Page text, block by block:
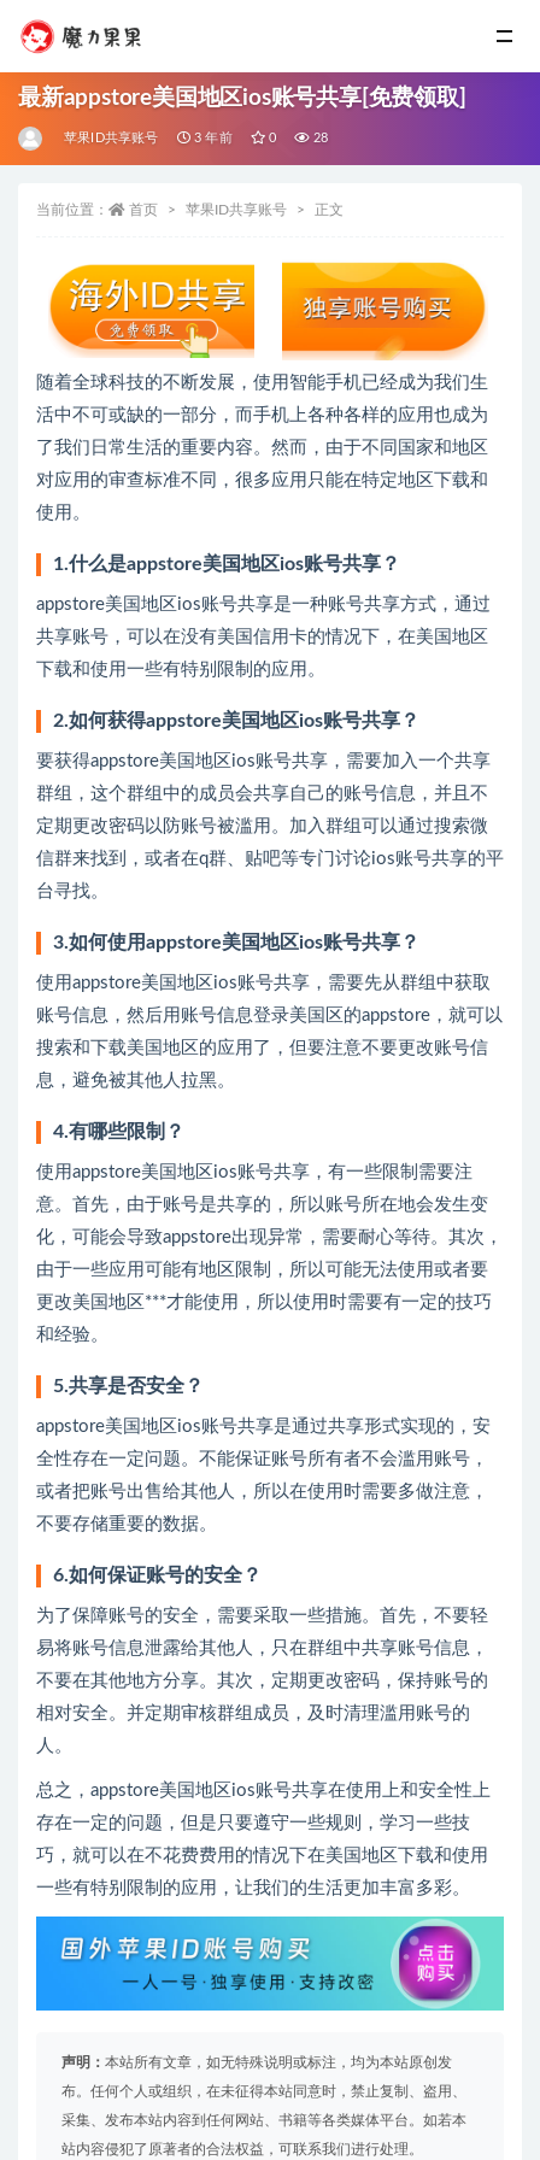
最新appstore美国地区ios账号共享[免费领取]
苹果ID共享账号 3 年前 0 28
当前位置： 首页 苹果ID共享账号 正文
随着全球科技的不断发展，使用智能手机已经成为我们生
活中不可或缺的一部分，而手机上各种各样的应用也成为
了我们日常生活的重要内容。然而，由于不同国家和地区
对应用的审查标准不同，很多应用只能在特定地区下载和
使用。
1.什么是appstore美国地区ios账号共享？
appstore美国地区ios账号共享是一种账号共享方式，通过
共享账号，可以在没有美国信用卡的情况下，在美国地区
下载和使用一些有特别限制的应用。
2.如何获得appstore美国地区ios账号共享？
要获得appstore美国地区ios账号共享，需要加入一个共享
群组，这个群组中的成员会共享自己的账号信息，并且不
定期更改密码以防账号被滥用。加入群组可以通过搜索微
信群来找到，或者在q群、贴吧等专门讨论ios账号共享的平
台寻找。
3.如何使用appstore美国地区ios账号共享？
使用appstore美国地区ios账号共享，需要先从群组中获取
账号信息，然后用账号信息登录美国区的appstore，就可以
搜索和下载美国地区的应用了，但要注意不要更改账号信
息，避免被其他人拉黑。
4.有哪些限制？
使用appstore美国地区ios账号共享，有一些限制需要注
意。首先，由于账号是共享的，所以账号所在地会发生变
化，可能会导致appstore出现异常，需要耐心等待。其次，
由于一些应用可能有地区限制，所以可能无法使用或者要
更改美国地区***才能使用，所以使用时需要有一定的技巧
和经验。
5.共享是否安全？
appstore美国地区ios账号共享是通过共享形式实现的，安
全性存在一定问题。不能保证账号所有者不会滥用账号，
或者把账号出售给其他人，所以在使用时需要多做注意，
不要存储重要的数据。
6.如何保证账号的安全？
为了保障账号的安全，需要采取一些措施。首先，不要轻
易将账号信息泄露给其他人，只在群组中共享账号信息，
不要在其他地方分享。其次，定期更改密码，保持账号的
相对安全。并定期审核群组成员，及时清理滥用账号的
人。
总之，appstore美国地区ios账号共享在使用上和安全性上
存在一定的问题，但是只要遵守一些规则，学习一些技
巧，就可以在不花费费用的情况下在美国地区下载和使用
一些有特别限制的应用，让我们的生活更加丰富多彩。
声明： 本站所有文章，如无特殊说明或标注，均为本站原创发
布。任何个人或组织，在未征得本站同意时，禁止复制、盗用、
采集、发布本站内容到任何网站、书籍等各类媒体平台。如若本
站内容侵犯了原著者的合法权益，可联系我们进行处理。